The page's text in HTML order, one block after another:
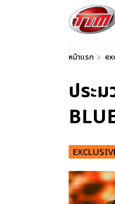
หน้าแรก
ประ